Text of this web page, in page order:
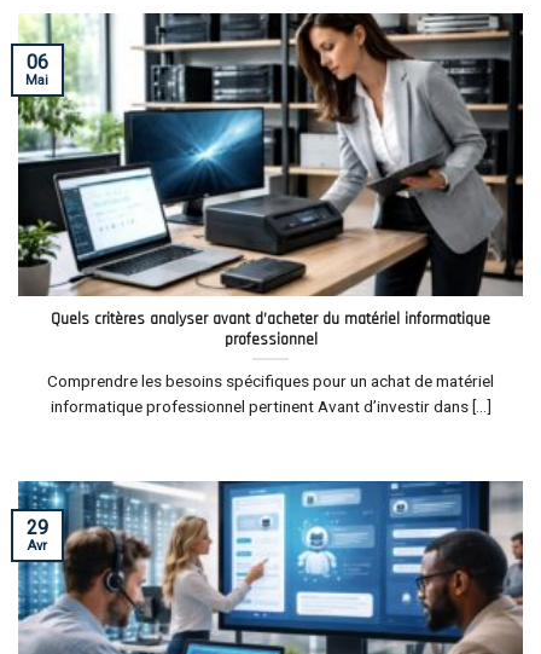
Quels critères analyser avant d’acheter du matériel informatique
professionnel
Comprendre les besoins spécifiques pour un achat de matériel
informatique professionnel pertinent Avant d’investir dans [...]
06
Mai
29
Avr